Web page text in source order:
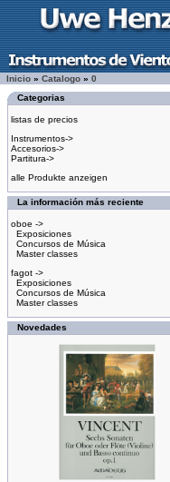
Inicio » Catalogo » 0
Categorias
listas de precios
Instrumentos->
Accesorios->
Partitura->
alle Produkte anzeigen
La información más reciente
oboe ->
Exposiciones
Concursos de Música
Master classes
fagot ->
Exposiciones
Concursos de Música
Master classes
Novedades